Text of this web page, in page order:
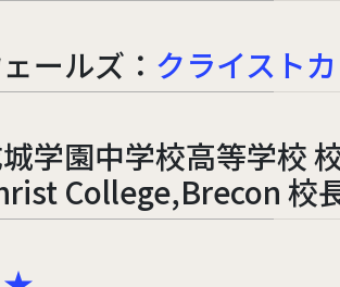
ールズ： クライスト
学園中学校高等学校
College,Brecon 校